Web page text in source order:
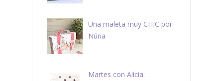
Una maleta muy CHIC por
Núria
Martes con Alícia: